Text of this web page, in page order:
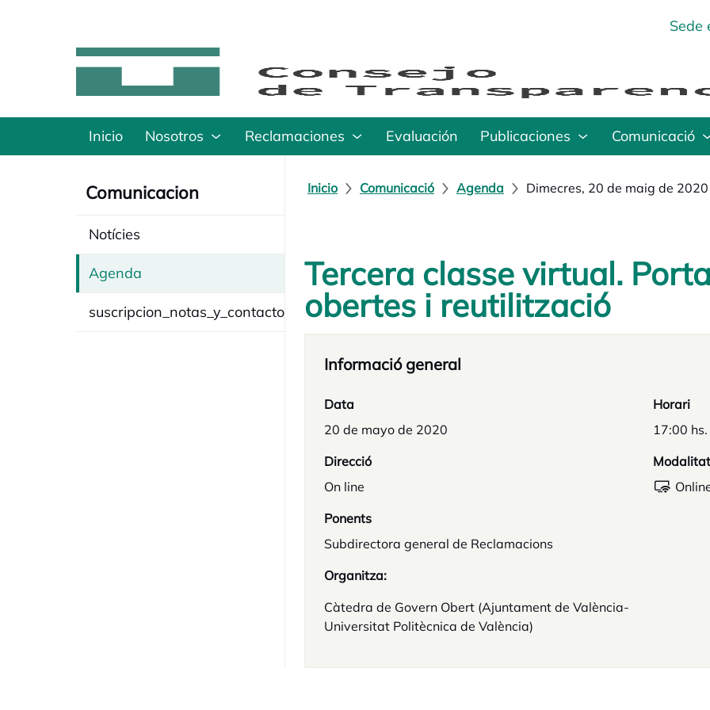
Sede
Inicio Nosotros Reclamaciones Evaluación Publicaciones Comunicació
Comunicacion
Notícies
Agenda
suscripcion_notas_y_contacto
Inicio Comunicació Agenda Dimecres, 20 de maig de 2020
Tercera classe virtual.
obertes i reutilització
Informació general
Data
20 de mayo de 2020
Horari
17:00 hs.
Direcció
On line
Modalitat
Ponents
Subdirectora general de Reclamacions
Organitza:
Càtedra de Govern Obert (Ajuntament de València-
Universitat Politècnica de València)